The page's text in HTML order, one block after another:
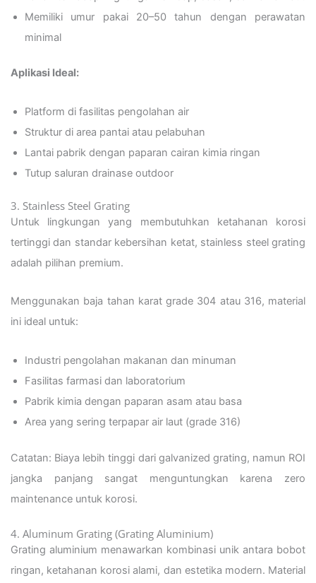
Memiliki umur pakai 20–50 tahun dengan perawatan
minimal
Aplikasi Ideal:
Platform di fasilitas pengolahan air
Struktur di area pantai atau pelabuhan
Lantai pabrik dengan paparan cairan kimia ringan
Tutup saluran drainase outdoor
3. Stainless Steel Grating
Untuk lingkungan yang membutuhkan ketahanan korosi
tertinggi dan standar kebersihan ketat, stainless steel grating
adalah pilihan premium.
Menggunakan baja tahan karat grade 304 atau 316, material
ini ideal untuk:
Industri pengolahan makanan dan minuman
Fasilitas farmasi dan laboratorium
Pabrik kimia dengan paparan asam atau basa
Area yang sering terpapar air laut (grade 316)
Catatan: Biaya lebih tinggi dari galvanized grating, namun ROI
jangka panjang sangat menguntungkan karena zero
maintenance untuk korosi.
4. Aluminum Grating (Grating Aluminium)
Grating aluminium menawarkan kombinasi unik antara bobot
ringan, ketahanan korosi alami, dan estetika modern. Material